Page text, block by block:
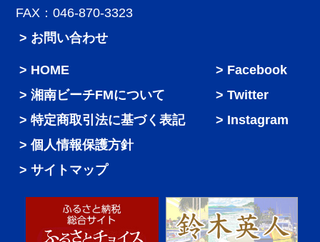
FAX：046-870-3323
> お問い合わせ
HOME
湘南ビーチFMについて
特定商取引法に基づく表記
個人情報保護方針
サイトマップ
Facebook
Twitter
Instagram